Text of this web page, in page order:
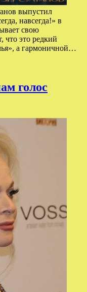
выпустил
навсегда!» в
свою
что это редкий
а гармоничной…
голос